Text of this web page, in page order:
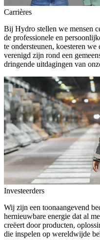
Carrières
Bij Hydro stellen we mensen
de professionele en
te ondersteunen, koesteren we
verenigd zijn rond een
dringende uitdagingen van
Investeerders
Wij zijn een toonaangevend
hernieuwbare energie dat al
creëert door producten,
die inspelen op wereldwijde